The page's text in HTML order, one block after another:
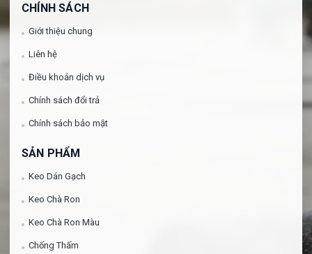
CHÍNH SÁCH
Giới thiệu chung
Liên hệ
Điều khoản dịch vụ
Chính sách đổi trả
Chính sách bảo mật
SẢN PHẨM
Keo Dán Gạch
Keo Chà Ron
Keo Chà Ron Màu
Chống Thấm